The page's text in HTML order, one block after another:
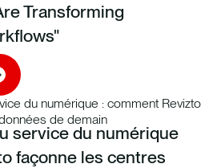
Transforming
service du numérique
façonne les centres